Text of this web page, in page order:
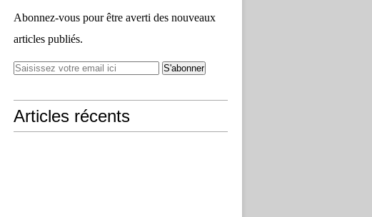
Abonnez-vous pour être averti des nouveaux
articles publiés.
Articles récents